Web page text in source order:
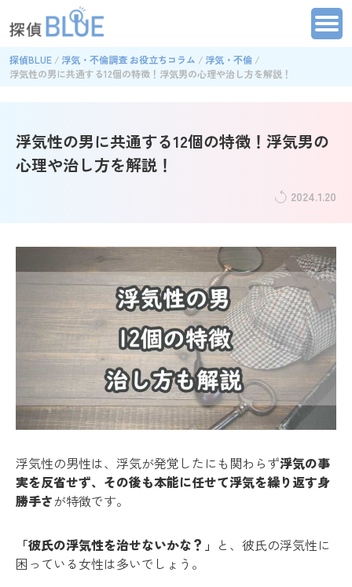
探偵BLUE 浮気・不倫調査 お役立ちコラム
浮気・不倫
浮気性の男に共通する12個の特徴！浮気男の心理や治し方を解説！
浮気性の男に共通する12個の特徴！浮気男の
心理や治し方を解説！
2024.1.20
浮気性の男性は、浮気が発覚したにも関わらず浮気の事
実を反省せず、その後も本能に任せて浮気を繰り返す身
勝手さが特徴です。
「彼氏の浮気性を治せないかな？」 と、彼氏の浮気性に
困っている女性は多いでしょう。